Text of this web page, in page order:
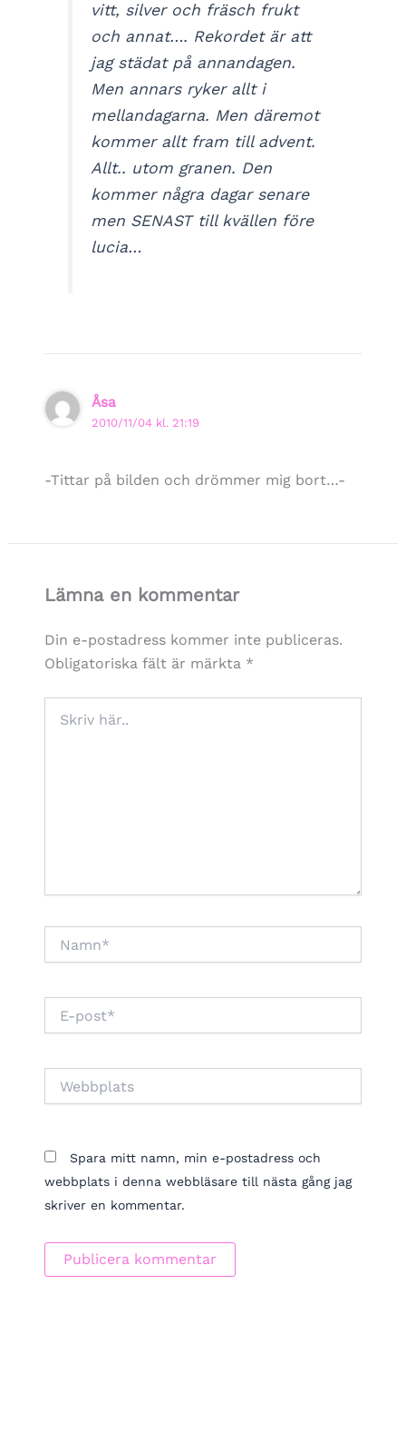
vitt, silver och fräsch frukt
och annat…. Rekordet är att
jag städat på annandagen.
Men annars ryker allt i
mellandagarna. Men däremot
kommer allt fram till advent.
Allt.. utom granen. Den
kommer några dagar senare
men SENAST till kvällen före
lucia…
Åsa
2010/11/04 kl. 21:19
-Tittar på bilden och drömmer mig bort…-
Lämna en kommentar
Din e-postadress kommer inte publiceras.
Obligatoriska fält är märkta *
här..
post*
Spara mitt namn, min e-postadress och
webbplats i denna webbläsare till nästa gång jag
skriver en kommentar.